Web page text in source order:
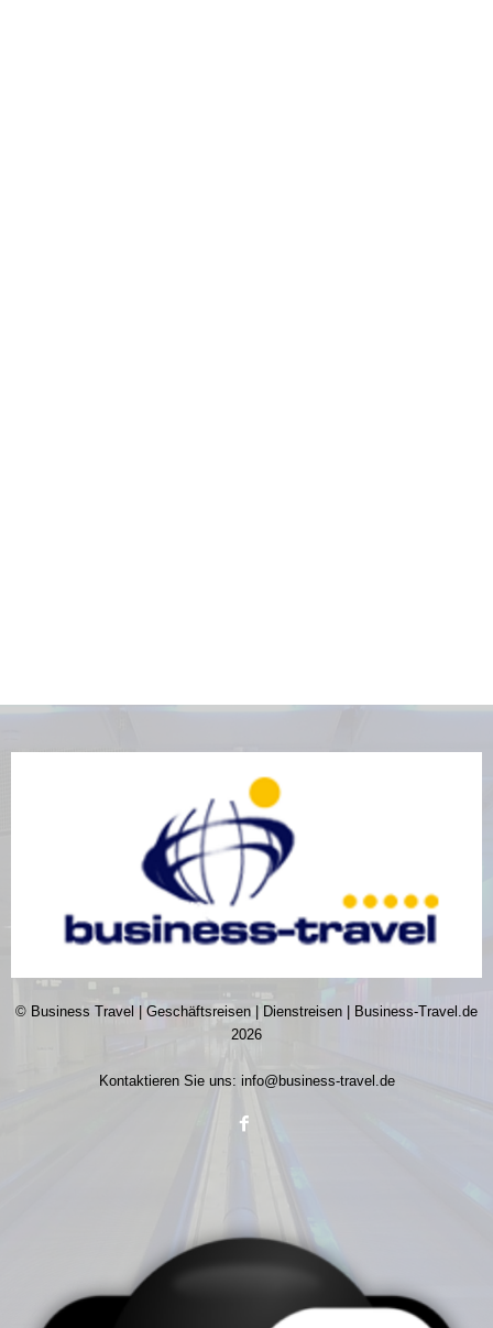
© Business Travel | Geschäftsreisen | Dienstreisen | Business-Travel.de
2026
Kontaktieren Sie uns: info@business-travel.de